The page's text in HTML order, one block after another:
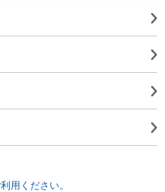
用ください。